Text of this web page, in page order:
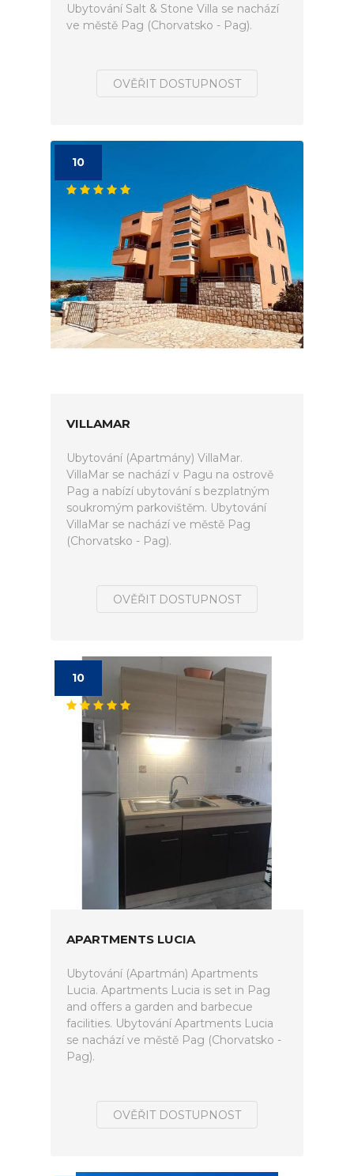
Ubytování Salt & Stone Villa se nachází
ve městě Pag (Chorvatsko - Pag).
OVĚŘIT DOSTUPNOST
10
VILLAMAR
Ubytování (Apartmány) VillaMar.
VillaMar se nachází v Pagu na ostrově
Pag a nabízí ubytování s bezplatným
soukromým parkovištěm. Ubytování
VillaMar se nachází ve městě Pag
(Chorvatsko - Pag).
OVĚŘIT DOSTUPNOST
10
APARTMENTS LUCIA
Ubytování (Apartmán) Apartments
Lucia. Apartments Lucia is set in Pag
and offers a garden and barbecue
facilities. Ubytování Apartments Lucia
se nachází ve městě Pag (Chorvatsko -
Pag).
OVĚŘIT DOSTUPNOST